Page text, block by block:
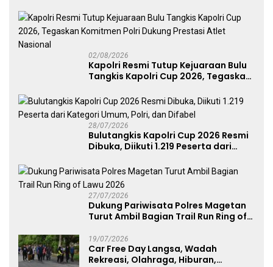
02/08/2026
Kapolri Resmi Tutup Kejuaraan Bulu
Tangkis Kapolri Cup 2026, Tegaskan
Atlet Nasional
28/07/2026
Bulutangkis Kapolri Cup 2026 Resmi
Dibuka, Diikuti 1.219 Peserta dari
27/07/2026
Dukung Pariwisata Polres Magetan
Turut Ambil Bagian Trail Run Ring of
19/07/2026
Car Free Day Langsa, Wadah
Rekreasi, Olahraga, Hiburan,